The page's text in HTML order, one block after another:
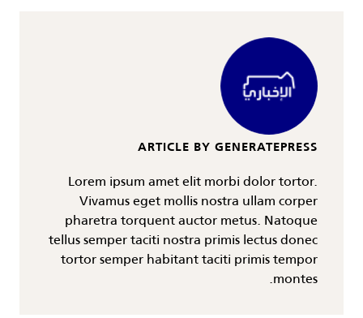
ARTICLE BY GENERATEPRESS
Lorem ipsum amet elit morbi dolor tortor.
Vivamus eget mollis nostra ullam corper
pharetra torquent auctor metus. Natoque
tellus semper taciti nostra primis lectus donec
tortor semper habitant taciti primis tempor
montes.